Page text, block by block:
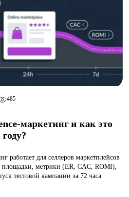
485
маркетинг и как это
работает для селлеров маркетплейсов
площадки, метрики (ER, CAC, ROMI),
тестовой кампании за 72 часа